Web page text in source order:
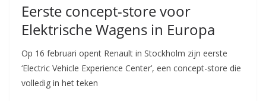
Eerste concept-store voor
Elektrische Wagens in Europa
Op 16 februari opent Renault in Stockholm zijn eerste
‘Electric Vehicle Experience Center’, een concept-store die
volledig in het teken